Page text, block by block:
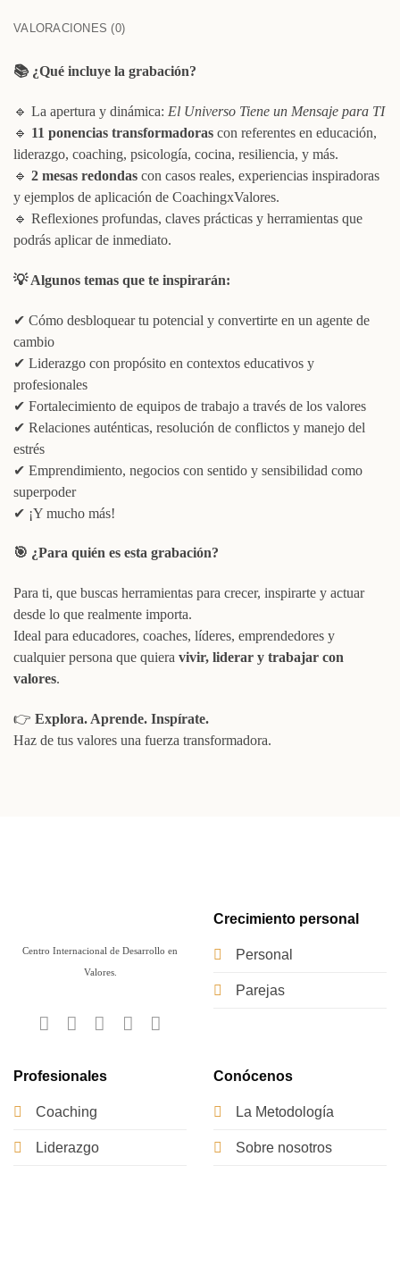
VALORACIONES (0)
📚¿Qué incluye la grabación?
🔹 La apertura y dinámica: El Universo Tiene un Mensaje para TI
🔹 11 ponencias transformadoras con referentes en educación,
liderazgo, coaching, psicología, cocina, resiliencia, y más.
🔹 2 mesas redondas con casos reales, experiencias inspiradoras
y ejemplos de aplicación de CoachingxValores.
🔹 Reflexiones profundas, claves prácticas y herramientas que
podrás aplicar de inmediato.
💡Algunos temas que te inspirarán:
✔ Cómo desbloquear tu potencial y convertirte en un agente de
cambio
✔ Liderazgo con propósito en contextos educativos y
profesionales
✔ Fortalecimiento de equipos de trabajo a través de los valores
✔ Relaciones auténticas, resolución de conflictos y manejo del
estrés
✔ Emprendimiento, negocios con sentido y sensibilidad como
superpoder
✔ ¡Y mucho más!
🎯 ¿Para quién es esta grabación?
Para ti, que buscas herramientas para crecer, inspirarte y actuar
desde lo que realmente importa.
Ideal para educadores, coaches, líderes, emprendedores y
cualquier persona que quiera vivir, liderar y trabajar con
valores.
👉 Explora. Aprende. Inspírate.
Haz de tus valores una fuerza transformadora.
Centro Internacional de Desarrollo en
Valores.
Crecimiento personal
Personal
Parejas
Profesionales
Coaching
Liderazgo
Conócenos
La Metodología
Sobre nosotros